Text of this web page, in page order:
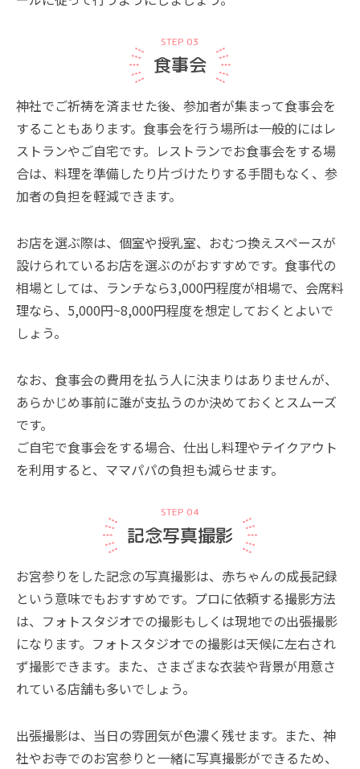
STEP 03
食事会
神社でご祈祷を済ませた後、参加者が集まって食事会を
することもあります。食事会を行う場所は一般的にはレ
ストランやご自宅です。レストランでお食事会をする場
合は、料理を準備したり片づけたりする手間もなく、参
加者の負担を軽減できます。
お店を選ぶ際は、個室や授乳室、おむつ換えスペースが
設けられているお店を選ぶのがおすすめです。食事代の
相場としては、ランチなら3,000円程度が相場で、会席料
理なら、5,000円~8,000円程度を想定しておくとよいで
しょう。
なお、食事会の費用を払う人に決まりはありませんが、
あらかじめ事前に誰が支払うのか決めておくとスムーズ
です。
ご自宅で食事会をする場合、仕出し料理やテイクアウト
を利用すると、ママパパの負担も減らせます。
STEP 04
記念写真撮影
お宮参りをした記念の写真撮影は、赤ちゃんの成長記録
という意味でもおすすめです。プロに依頼する撮影方法
は、フォトスタジオでの撮影もしくは現地での出張撮影
になります。フォトスタジオでの撮影は天候に左右され
ず撮影できます。また、さまざまな衣装や背景が用意さ
れている店舗も多いでしょう。
出張撮影は、当日の雰囲気が色濃く残せます。また、神
社やお寺でのお宮参りと一緒に写真撮影ができるため、